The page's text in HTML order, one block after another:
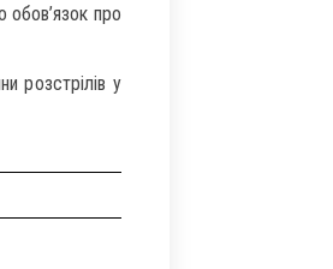
обов’язок про
розстрілів у